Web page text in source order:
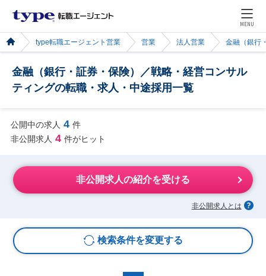
MENU
type転職エージェント営業 営業 法人営業 金融（銀行
金融（銀行・証券・保険）／戦略・経営コンサル
ティングの転職・求人・中途採用一覧
公開中の求人 4 件
非公開求人 4 件がヒット
非公開求人の紹介を受ける
非公開求人とは
検索条件を変更する